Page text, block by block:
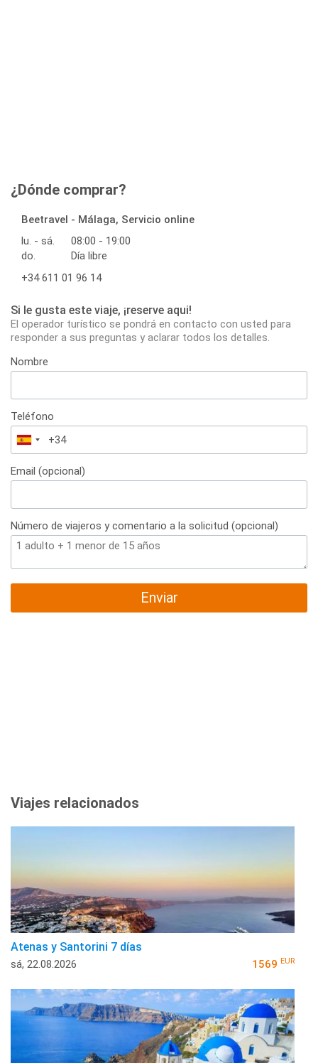
¿Dónde comprar?
Beetravel - Málaga, Servicio online
lu. - sá.
08:00 - 19:00
do.
Día libre
+34 611 01 96 14
Si le gusta este viaje, ¡reserve aqui!
El operador turístico se pondrá en contacto con usted para
responder a sus preguntas y aclarar todos los detalles.
Nombre
Teléfono
España
+34
Email (opcional)
Número de viajeros y comentario a la solicitud (opcional)
Enviar
Viajes relacionados
Atenas y Santorini 7 días
sá, 22.08.2026 1569 EUR